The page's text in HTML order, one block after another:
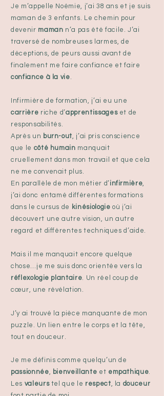
Je m’appelle Noémie, j’ai 38 ans et je suis
maman de 3 enfants. Le chemin pour
devenir maman n’a pas été facile. J’ai
traversé de nombreuses larmes, de
déceptions, de peurs aussi avant de
finalement me faire confiance et faire
confiance à la vie.
Infirmière de formation, j’ai eu une
carrière riche d’apprentissageset de
responsabilités.
Après un burn-out, j’ai pris conscience
que le côté humain manquait
cruellement dans mon travail et que cela
ne me convenait plus.
En parallèle de mon métier d’ infirmière,
j’ai donc entamé différentes formations
dans le cursus de kinésiologie où j’ai
découvert une autre vision, un autre
regard et différentes techniques d’aide.
Mais il me manquait encore quelque
chose…je me suis donc orientée vers la
réflexologie plantaire. Un réel coup de
cœur, une révélation.
J’y ai trouvé la pièce manquante de mon
puzzle. Un lien entre le corps et la tête,
tout en douceur.
Je me définis comme quelqu’un de
passionnée, bienveillante et empathique.
Les valeurstel que le respect, la douceur